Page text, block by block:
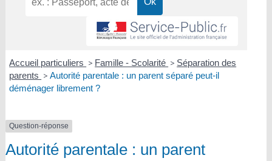
Accueil particuliers > Famille - Scolarité > Séparation des
parents > Autorité parentale : un parent séparé peut-il
déménager librement ?
Question-réponse
Autorité parentale : un parent